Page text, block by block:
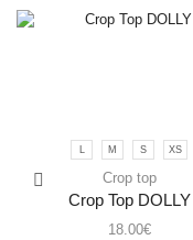
M S XS
Crop top
Crop Top DOLLY
18.00€